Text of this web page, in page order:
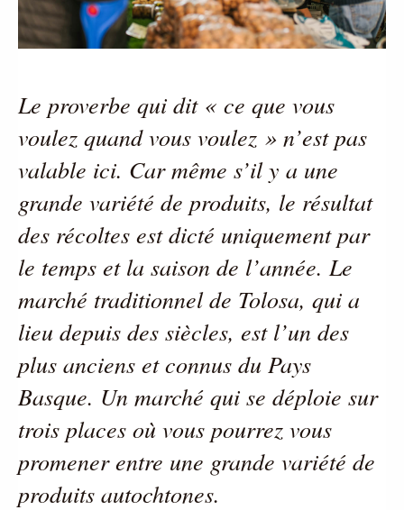
Le proverbe qui dit « ce que vous
voulez quand vous voulez » n’est pas
valable ici. Car même s’il y a une
grande variété de produits, le résultat
des récoltes est dicté uniquement par
le temps et la saison de l’année. Le
marché traditionnel de Tolosa, qui a
lieu depuis des siècles, est l’un des
plus anciens et connus du Pays
Basque. Un marché qui se déploie sur
trois places où vous pourrez vous
promener entre une grande variété de
produits autochtones.